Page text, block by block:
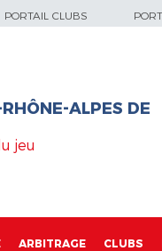
PORTAIL CLUBS
ALPES DE
jeu
ARBITRAGE CLUBS